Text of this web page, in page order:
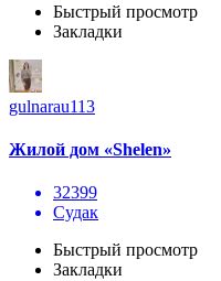
Быстрый просмотр
Закладки
gulnarau113
Жилой дом «Shelen»
32399
Судак
Быстрый просмотр
Закладки